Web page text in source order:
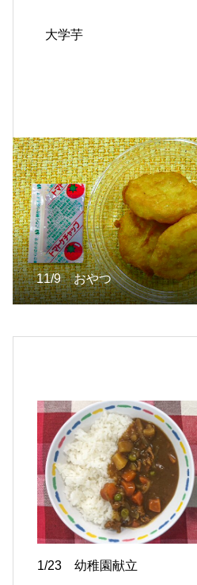
大学芋
11/9 おやつ
1/23 幼稚園献立